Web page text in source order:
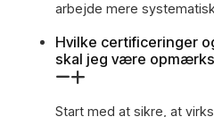
arbejde mere
Hvilke certificeringer
skal jeg være
Start med at sikre, at